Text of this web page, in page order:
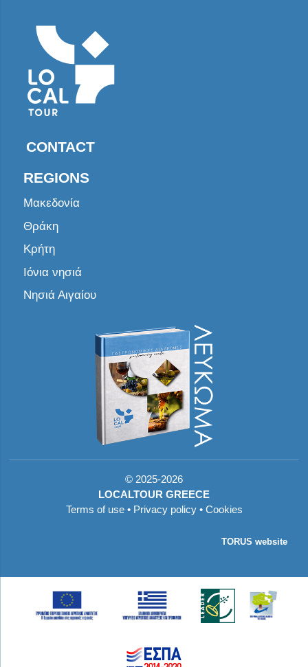
CONTACT
REGIONS
Μακεδονία
Θράκη
Κρήτη
Ιόνια νησιά
Νησιά Αιγαίου
© 2025-2026
LOCALTOUR GREECE
Terms of use• Privacy policy• Cookies
TORUS website